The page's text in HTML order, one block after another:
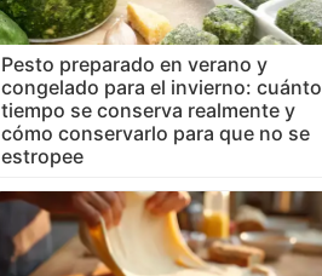
Pesto preparado en verano y
congelado para el invierno: cuánto
tiempo se conserva realmente y
cómo conservarlo para que no se
estropee